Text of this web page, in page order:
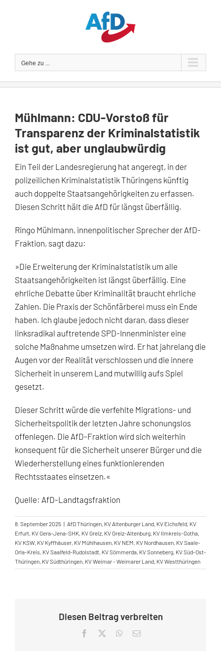
Gehe zu ...
Mühlmann: CDU-Vorstoß für
Transparenz der Kriminalstatistik
ist gut, aber unglaubwürdig
Ein Teil der Landesregierung hat angeregt, in der
polizeilichen Kriminalstatistik Thüringens künftig
auch doppelte Staatsangehörigkeiten zu erfassen.
Diesen Schritt hält die AfD für längst überfällig.
Ringo Mühlmann, innenpolitischer Sprecher der AfD-
Fraktion, sagt dazu:
»Die Erweiterung der Kriminalstatistik um alle
Staatsangehörigkeiten ist längst überfällig. Eine
ehrliche Debatte über Kriminalität braucht ehrliche
Zahlen. Die Praxis der Schönfärberei muss ein Ende
haben. Ich glaube jedoch nicht daran, dass dieser
linksradikal auftretende SPD-Innenminister eine
solche Maßnahme umsetzen wird. Er hat jahrelang die
Augen vor der Realität verschlossen und die innere
Sicherheit in unserem Land mutwillig aufs Spiel
gesetzt.
Dieser Schritt würde die verfehlte Migrations- und
Sicherheitspolitik der letzten Jahre schonungslos
offenlegen. Die AfD-Fraktion wird sich weiterhin
konsequent für die Sicherheit unserer Bürger und die
Wiederherstellung eines funktionierenden
Rechtsstaates einsetzen.«
Quelle: AfD-Landtagsfraktion
8. September 2025 | AfD Thüringen, KV Altenburger Land, KV Eichsfeld, KV
Erfurt, KV Gera-Jena-SHK, KV Greiz, KV Greiz-Altenburg, KV Ilmkreis-Gotha,
KV KSW, KV Kyffhäuser, KV Mühlhausen, KV NEM, KV Nordhausen, KV Saale-
Orla-Kreis, KV Saalfeld-Rudolstadt, KV Sömmerda, KV Sonneberg, KV Süd-Ost-
Thüringen, KV Südthüringen, KV Weimar - Weimarer Land, KV Westthüringen
Diesen Beitrag verbreiten
Facebook WhatsApp
E-